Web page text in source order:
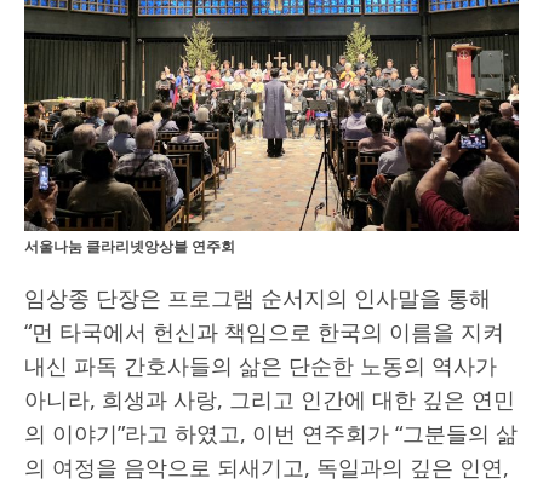
서울나눔 클라리넷앙상블 연주회
임상종 단장은 프로그램 순서지의 인사말을 통해
“먼 타국에서 헌신과 책임으로 한국의 이름을 지켜
내신 파독 간호사들의 삶은 단순한 노동의 역사가
아니라, 희생과 사랑, 그리고 인간에 대한 깊은 연민
의 이야기”라고 하였고, 이번 연주회가 “그분들의 삶
의 여정을 음악으로 되새기고, 독일과의 깊은 인연,